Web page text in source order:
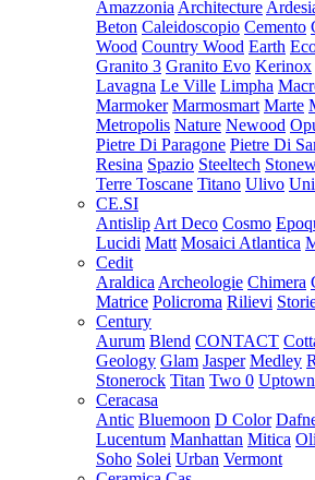
Amazzonia Architecture
Beton Caleidoscopio Cemento
Wood Country Wood Earth
Granito 3 Granito Evo Kerinox
Lavagna Le Ville Limpha
Marmoker Marmosmart Marte
Metropolis Nature Newood
Pietre Di Paragone Pietre Di
Resina Spazio Steeltech
Terre Toscane Titano Ulivo
CE.SI
Antislip Art Deco Cosmo
Lucidi Matt Mosaici Atlantica
Cedit
Araldica Archeologie Chimera
Matrice Policroma Rilievi
Century
Aurum Blend CONTACT
Geology Glam Jasper Medley
Stonerock Titan Two 0 Uptown
Ceracasa
Antic Bluemoon D Color
Lucentum Manhattan Mitica
Soho Solei Urban Vermont